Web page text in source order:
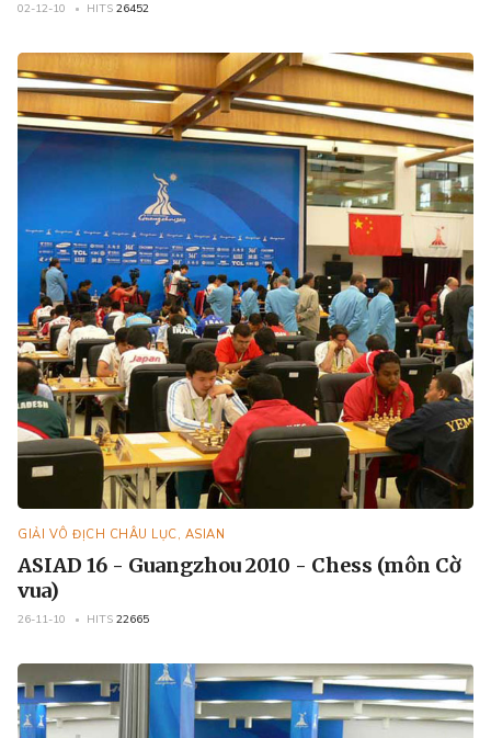
02-12-10 HITS 26452
GIẢI VÔ ĐỊCH CHÂU LỤC, ASIAN
ASIAD 16 - Guangzhou 2010 - Chess (môn Cờ
vua)
26-11-10 HITS 22665